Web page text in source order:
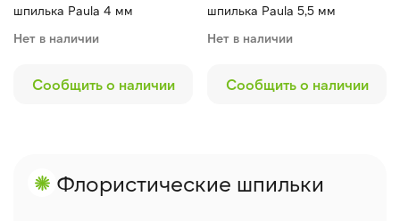
шпилька Paula 4 мм
Нет в наличии
Сообщить о наличии
шпилька Paula 5,5 мм
Нет в наличии
Сообщить о наличии
Флористические шпильки